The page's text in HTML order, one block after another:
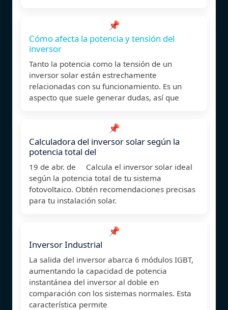
📌
Cómo afecta la potencia y tensión del
inversor
Tanto la potencia como la tensión de un
inversor solar están estrechamente
relacionadas con su funcionamiento. Es un
aspecto que suele generar dudas, así que
📌
Calculadora del inversor solar según la
potencia total del
19 de abr. de Calcula el inversor solar ideal
según la potencia total de tu sistema
fotovoltaico. Obtén recomendaciones precisas
para tu instalación solar.
📌
Inversor Industrial
La salida del inversor abarca 6 módulos IGBT,
aumentando la capacidad de potencia
instantánea del inversor al doble en
comparación con los sistemas normales. Esta
característica permite